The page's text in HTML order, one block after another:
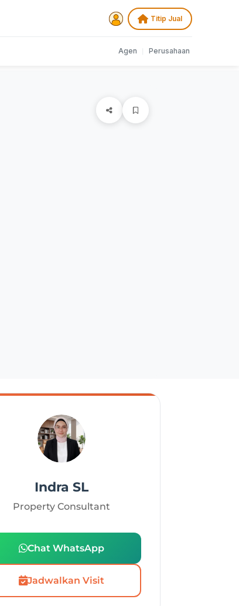
Titip Jual
Agen Perusahaan
Indra SL
Property Consultant
Chat WhatsApp
Jadwalkan Visit